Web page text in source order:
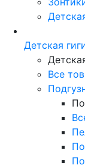
Детская
Все